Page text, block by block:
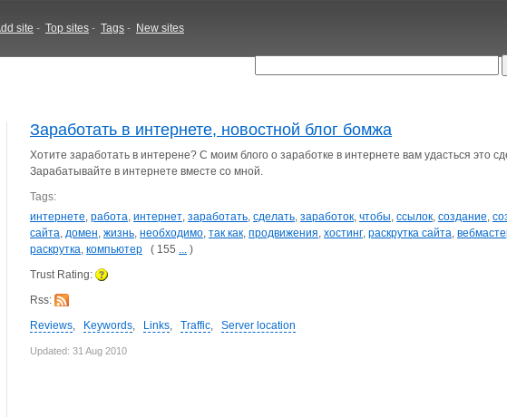
site - Top sites - Tags - New sites
Заработать в интернете, новостной блог бомжа
Хотите заработать в интерене? С моим блого о заработке в интернете вам удасться это
Зарабатывайте в интернете вместе со мной.
Tags:
интернете, работа, интернет, заработать, сделать, заработок, чтобы, ссылок, создание,
сайта, домен, жизнь, необходимо, так как, продвижения, хостинг, раскрутка сайта,
раскрутка, компьютер ( 155 ... )
Trust Rating:
Rss:
Reviews, Keywords, Links, Traffic, Server location
Updated: 31 Aug 2010